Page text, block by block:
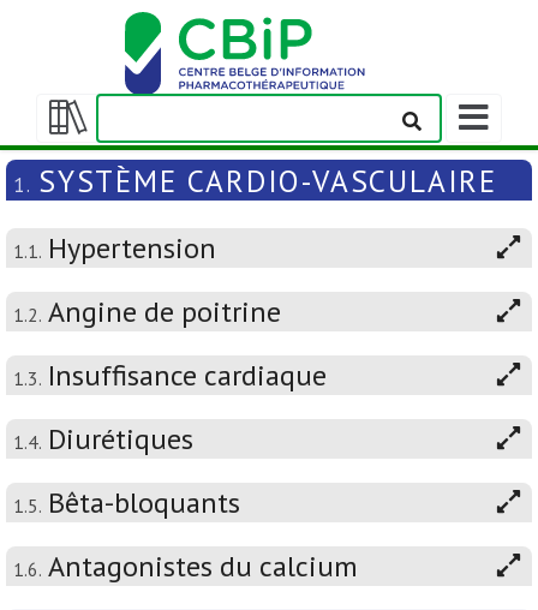
Afficher/masquer
la
table
matières
Afficher/
la
barre
de
navigation
1. SYSTÈME CARDIO-VASCULAIRE
1.1. Hypertension
1.2. Angine de poitrine
1.3. Insuffisance cardiaque
1.4. Diurétiques
1.5. Bêta-bloquants
1.6. Antagonistes du calcium